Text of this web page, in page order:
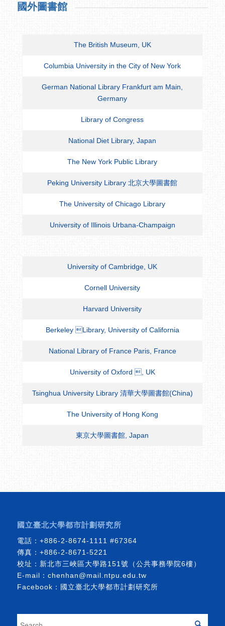
國外圖書館
The British Museum, UK
Columbia University in the City of New York
German National Library Frankfurt am Main,
Germany
Library of Congress
National Diet Library, Japan
The New York Public Library
Peking University Library 北京大學圖書館
The University of Chicago Library
University of Illinois Urbana-Champaign
University of Cambridge, UK
Cornell University
Harvard University
Berkeley Library, University of California
National Library of France Paris, France
University of Oxford , UK
Tsinghua University Library 清華大學圖書館(China)
The University of Hong Kong
東京大學圖書館, Japan
國立臺北大學都市計劃研究所
電話： +886-2-8674-1111 #67364
傳真：+886-2-8671-5221
校址：新北市三峽區大學路151號（公共事務學院6樓）
E-mail： chenhan@mail.ntpu.edu.tw
Facebook： 國立臺北大學都市計劃研究所